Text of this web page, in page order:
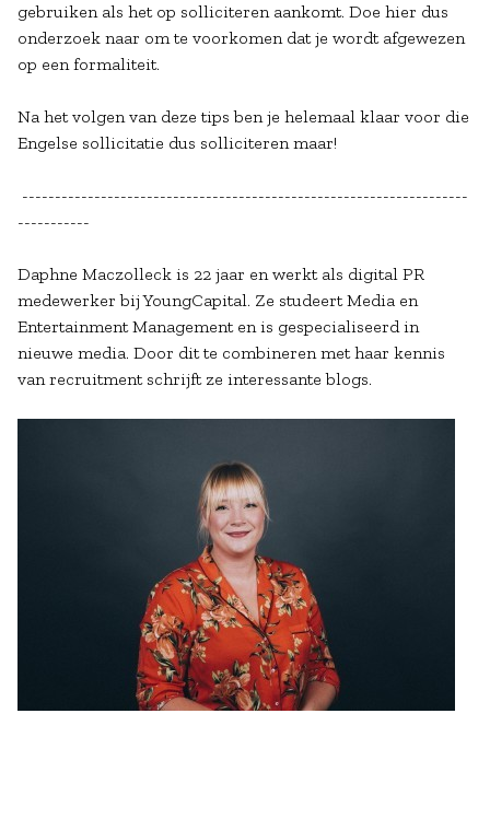
gebruiken als het op solliciteren aankomt. Doe hier dus
onderzoek naar om te voorkomen dat je wordt afgewezen
op een formaliteit.
Na het volgen van deze tips ben je helemaal klaar voor die
Engelse sollicitatie dus solliciteren maar!
--------------------------------------------------------------------
-----------
Daphne Maczolleck is 22 jaar en werkt als digital PR
medewerker bij YoungCapital. Ze studeert Media en
Entertainment Management en is gespecialiseerd in
nieuwe media. Door dit te combineren met haar kennis
van recruitment schrijft ze interessante blogs.